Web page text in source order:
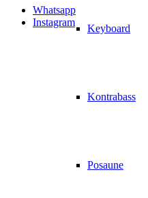
Keyboard
Kontrabass
Posaune
Whatsapp
Instagram